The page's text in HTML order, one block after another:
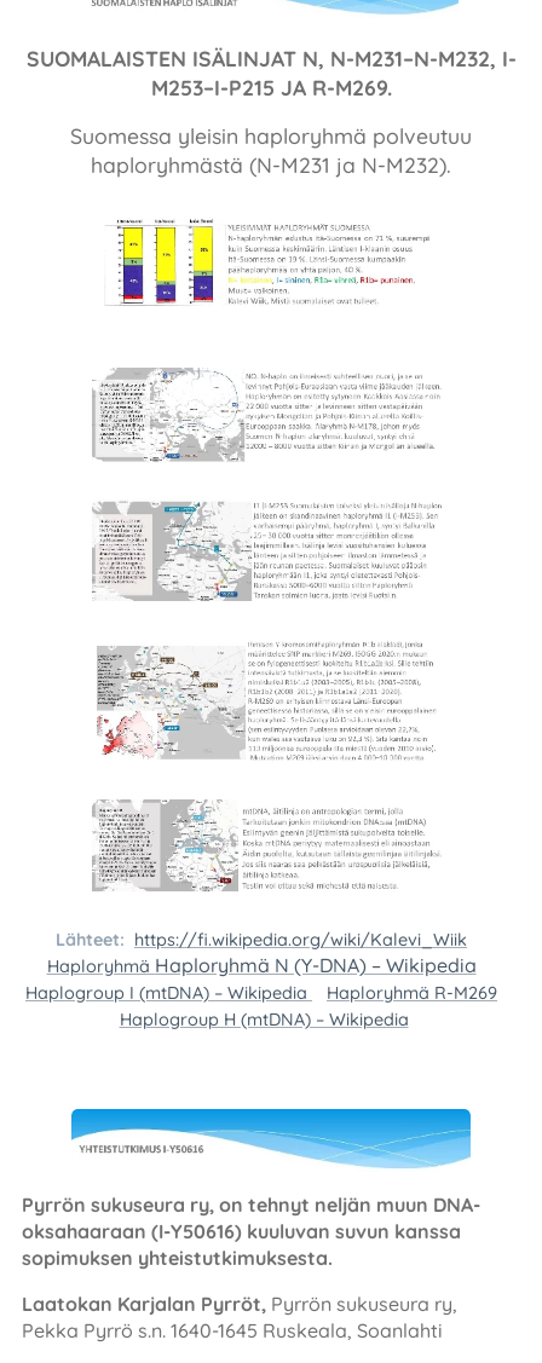
SUOMALAISTEN ISÄLINJAT N, N-M231–N-M232, I-
M253–I-P215 JA R-M269.
Suomessa yleisin haploryhmä polveutuu
haploryhmästä (N-M231 ja N-M232).
Lähteet: https://fi.wikipedia.org/wiki/Kalevi_Wiik
Haploryhmä Haploryhmä N (Y-DNA) – Wikipedia
Haplogroup I (mtDNA) – Wikipedia
Haploryhmä R-M269
Haplogroup H (mtDNA) – Wikipedia
Pyrrön sukuseura ry, on tehnyt neljän muun DNA-
oksahaaraan (I-Y50616) kuuluvan suvun kanssa
sopimuksen yhteistutkimuksesta.
Laatokan Karjalan Pyrröt, Pyrrön sukuseura ry,
Pekka Pyrrö s.n. 1640-1645 Ruskeala, Soanlahti